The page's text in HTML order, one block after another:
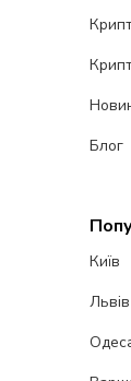
Блог
Київ
Львів